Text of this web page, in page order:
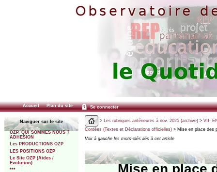
Accueil Plan du site Se connecter
Naviguer sur le site
OZP. QUI SOMMES NOUS ?
ADHESION
Les PRODUCTIONS OZP
LES POSITIONS OZP
Le Site OZP (Aides /
Evolution)
***
> Les rubriques antérieures à nov. 2025 (archive)> VII-
Cordées (Textes et Déclarations officielles)> Mise en place des
Voir à gauche les mots-clés liés à cet article
Mise en place